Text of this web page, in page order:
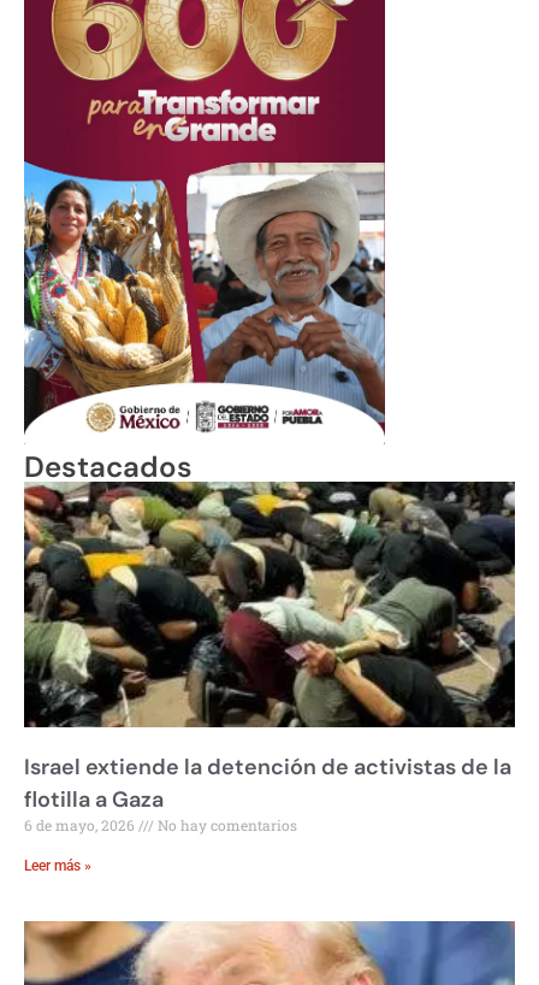
Destacados
Israel extiende la detención de activistas de la
flotilla a Gaza
6 de mayo, 2026 No hay comentarios
Leer más »